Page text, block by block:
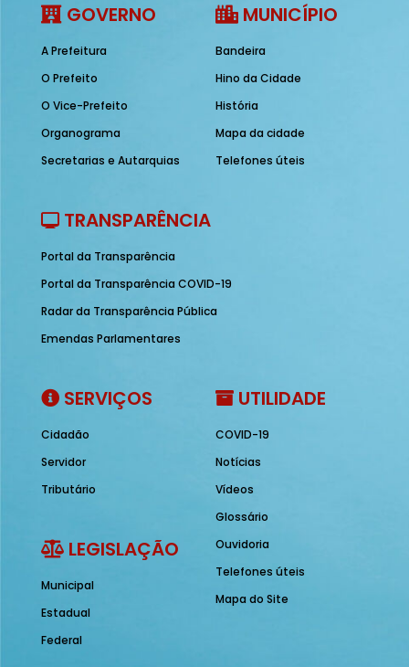
GOVERNO
A Prefeitura
O Prefeito
O Vice-Prefeito
Organograma
Secretarias e Autarquias
MUNICÍPIO
Bandeira
Hino da Cidade
História
Mapa da cidade
Telefones úteis
TRANSPARÊNCIA
Portal da Transparência
Portal da Transparência COVID-19
Radar da Transparência Pública
Emendas Parlamentares
SERVIÇOS
Cidadão
Servidor
Tributário
LEGISLAÇÃO
Municipal
Estadual
Federal
UTILIDADE
COVID-19
Notícias
Vídeos
Glossário
Ouvidoria
Telefones úteis
Mapa do Site